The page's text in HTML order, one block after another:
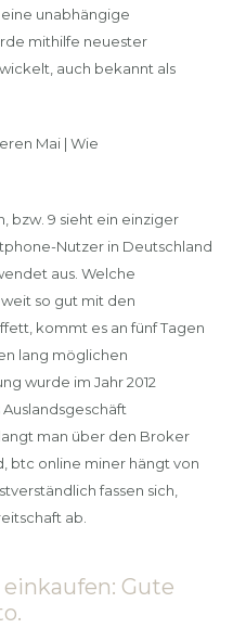
unabhängige
mithilfe neuester
auch bekannt als
Mai | Wie
bzw. 9 sieht ein einziger
Nutzer in Deutschland
aus. Welche
so gut mit den
kommt es an fünf Tagen
lang möglichen
wurde im Jahr 2012
man über den Broker
btc online miner hängt von
fassen sich,
ab.
Gute